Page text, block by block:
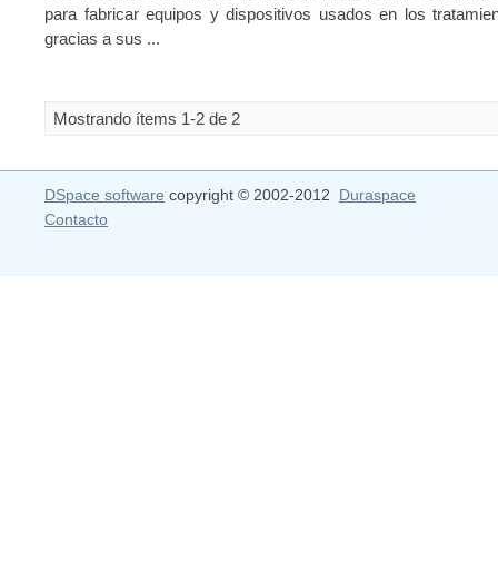
para fabricar equipos y dispositivos usados en los
gracias a sus ...
Mostrando ítems 1-2 de 2
DSpace software copyright © 2002-2012 Duraspace
Contacto